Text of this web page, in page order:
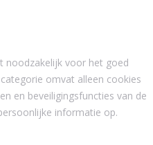
noodzakelijk voor het goed
omvat alleen cookies
en beveiligingsfuncties van de
informatie op.